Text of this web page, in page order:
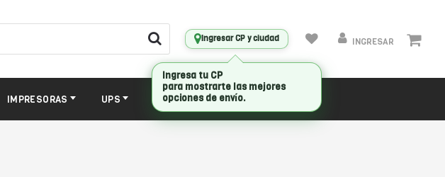
Ingresar CP y ciudad INGRESAR
IMPRESORAS UPS CONECTIVIDAD
Ingresa tu CP
para mostrarte las mejores
opciones de envío.